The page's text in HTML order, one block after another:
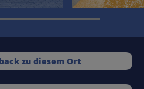
zu diesem Ort